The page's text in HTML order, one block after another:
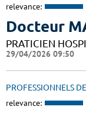
relevance:
Docteur
PRATICIEN
29/04/2026 09:50
PROFESSIONNELS
relevance: